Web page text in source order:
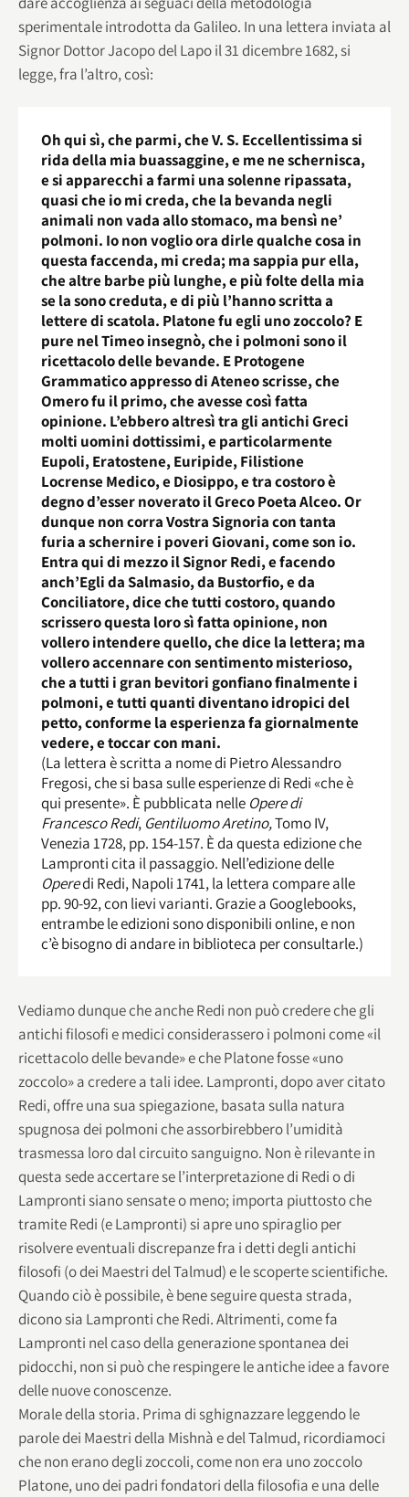
sperimentale introdotta da Galileo. In una lettera inviata al
Signor Dottor Jacopo del Lapo il 31 dicembre 1682, si
legge, fra l’altro, così:
Oh qui sì, che parmi, che V. S. Eccellentissima si
rida della mia buassaggine, e me ne schernisca,
e si apparecchi a farmi una solenne ripassata,
quasi che io mi creda, che la bevanda negli
animali non vada allo stomaco, ma bensì ne’
polmoni. Io non voglio ora dirle qualche cosa in
questa faccenda, mi creda; ma sappia pur ella,
che altre barbe più lunghe, e più folte della mia
se la sono creduta, e di più l’hanno scritta a
lettere di scatola. Platone fu egli uno zoccolo? E
pure nel Timeo insegnò, che i polmoni sono il
ricettacolo delle bevande. E Protogene
Grammatico appresso di Ateneo scrisse, che
Omero fu il primo, che avesse così fatta
opinione. L’ebbero altresì tra gli antichi Greci
molti uomini dottissimi, e particolarmente
Eupoli, Eratostene, Euripide, Filistione
Locrense Medico, e Diosippo, e tra costoro è
degno d’esser noverato il Greco Poeta Alceo. Or
dunque non corra Vostra Signoria con tanta
furia a schernire i poveri Giovani, come son io.
Entra qui di mezzo il Signor Redi, e facendo
anch’Egli da Salmasio, da Bustorfio, e da
Conciliatore, dice che tutti costoro, quando
scrissero questa loro sì fatta opinione, non
vollero intendere quello, che dice la lettera; ma
vollero accennare con sentimento misterioso,
che a tutti i gran bevitori gonfiano finalmente i
polmoni, e tutti quanti diventano idropici del
petto, conforme la esperienza fa giornalmente
vedere, e toccar con mani.
(La lettera è scritta a nome di Pietro Alessandro
Fregosi, che si basa sulle esperienze di Redi «che è
qui presente». È pubblicata nelle Opere di
Francesco Redi, Gentiluomo Aretino,Tomo IV,
Venezia 1728, pp. 154-157. È da questa edizione che
Lampronti cita il passaggio. Nell’edizione delle
Operedi Redi, Napoli 1741, la lettera compare alle
pp. 90-92, con lievi varianti. Grazie a Googlebooks,
entrambe le edizioni sono disponibili online, e non
c’è bisogno di andare in biblioteca per consultarle.)
Vediamo dunque che anche Redi non può credere che gli
antichi filosofi e medici considerassero i polmoni come «il
ricettacolo delle bevande» e che Platone fosse «uno
zoccolo» a credere a tali idee. Lampronti, dopo aver citato
Redi, offre una sua spiegazione, basata sulla natura
spugnosa dei polmoni che assorbirebbero l’umidità
trasmessa loro dal circuito sanguigno. Non è rilevante in
questa sede accertare se l’interpretazione di Redi o di
Lampronti siano sensate o meno; importa piuttosto che
tramite Redi (e Lampronti) si apre uno spiraglio per
risolvere eventuali discrepanze fra i detti degli antichi
filosofi (o dei Maestri del Talmud) e le scoperte scientifiche.
Quando ciò è possibile, è bene seguire questa strada,
dicono sia Lampronti che Redi. Altrimenti, come fa
Lampronti nel caso della generazione spontanea dei
pidocchi, non si può che respingere le antiche idee a favore
delle nuove conoscenze.
Morale della storia. Prima di sghignazzare leggendo le
parole dei Maestri della Mishnà e del Talmud, ricordiamoci
che non erano degli zoccoli, come non era uno zoccolo
Platone, uno dei padri fondatori della filosofia e una delle